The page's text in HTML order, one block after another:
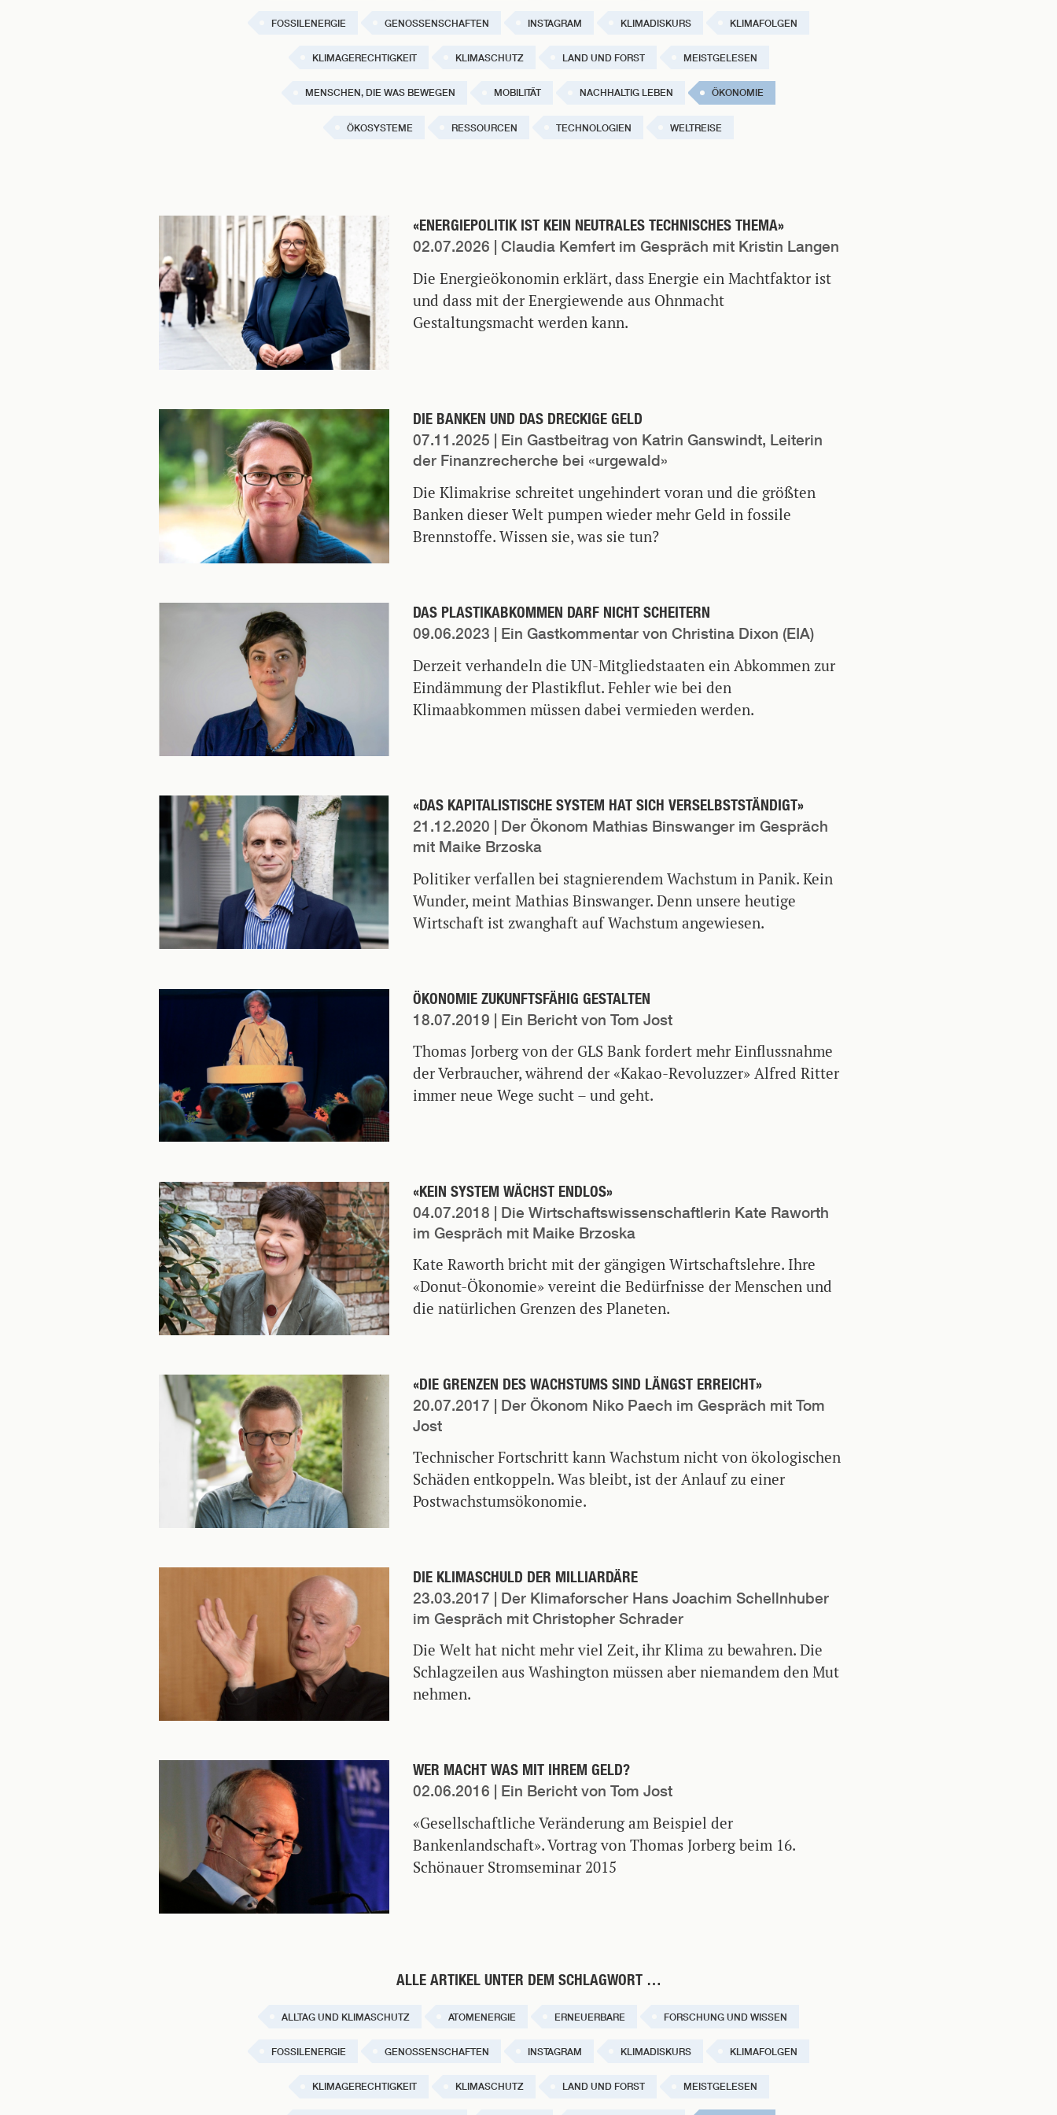
FOSSILENERGIE GENOSSENSCHAFTEN INSTAGRAM KLIMADISKURS KLIMAFOLGEN
KLIMAGERECHTIGKEIT KLIMASCHUTZ LAND UND FORST MEISTGELESEN
MENSCHEN, DIE WAS BEWEGEN MOBILITÄT NACHHALTIG LEBEN ÖKONOMIE
ÖKOSYSTEME RESSOURCEN TECHNOLOGIEN WELTREISE
«ENERGIEPOLITIK IST KEIN NEUTRALES TECHNISCHES THEMA»
02.07.2026 | Claudia Kemfert im Gespräch mit Kristin Langen
Die Energieökonomin erklärt, dass Energie ein Machtfaktor ist
und dass mit der Energiewende aus Ohnmacht
Gestaltungsmacht werden kann.
DIE BANKEN UND DAS DRECKIGE GELD
07.11.2025
| Ein Gastbeitrag von Katrin Ganswindt, Leiterin
der Finanzrecherche bei «urgewald»
Die Klimakrise schreitet ungehindert voran und die größten
Banken dieser Welt pumpen wieder mehr Geld in fossile
Brennstoffe. Wissen sie, was sie tun?
DAS PLASTIKABKOMMEN DARF NICHT SCHEITERN
09.06.2023 | Ein Gastkommentar von Christina Dixon (EIA)
Derzeit verhandeln die UN-Mitgliedstaaten ein Abkommen zur
Eindämmung der Plastikflut. Fehler wie bei den
Klimaabkommen müssen dabei vermieden werden.
«DAS KAPITALISTISCHE SYSTEM HAT SICH VERSELBSTSTÄNDIGT»
21.12.2020
| Der Ökonom Mathias Binswanger im Gespräch
mit Maike Brzoska
Politiker verfallen bei stagnierendem Wachstum in Panik. Kein
Wunder, meint Mathias Binswanger. Denn unsere heutige
Wirtschaft ist zwanghaft auf Wachstum angewiesen.
ÖKONOMIE ZUKUNFTSFÄHIG GESTALTEN
18.07.2019 | Ein Bericht von Tom Jost
Thomas Jorberg von der GLS Bank fordert mehr Einflussnahme
der Verbraucher, während der «Kakao-Revoluzzer» Alfred Ritter
immer neue Wege sucht – und geht.
«KEIN SYSTEM WÄCHST ENDLOS»
04.07.2018
| Die Wirtschaftswissenschaftlerin Kate Raworth
im Gespräch mit Maike Brzoska
Kate Raworth bricht mit der gängigen Wirtschaftslehre. Ihre
«Donut-Ökonomie» vereint die Bedürfnisse der Menschen und
die natürlichen Grenzen des Planeten.
«DIE GRENZEN DES WACHSTUMS SIND LÄNGST ERREICHT»
20.07.2017
| Der Ökonom Niko Paech im Gespräch mit Tom
Jost
Technischer Fortschritt kann Wachstum nicht von ökologischen
Schäden entkoppeln. Was bleibt, ist der Anlauf zu einer
Postwachstumsökonomie.
DIE KLIMASCHULD DER MILLIARDÄRE
23.03.2017
| Der Klimaforscher Hans Joachim Schellnhuber
im Gespräch mit Christopher Schrader
Die Welt hat nicht mehr viel Zeit, ihr Klima zu bewahren. Die
Schlagzeilen aus Washington müssen aber niemandem den Mut
nehmen.
WER MACHT WAS MIT IHREM GELD?
02.06.2016 | Ein Bericht von Tom Jost
«Gesellschaftliche Veränderung am Beispiel der
Bankenlandschaft». Vortrag von Thomas Jorberg beim 16.
Schönauer Stromseminar 2015
ALLE ARTIKEL UNTER DEM SCHLAGWORT …
ALLTAG UND KLIMASCHUTZ ATOMENERGIE ERNEUERBARE FORSCHUNG UND WISSEN
FOSSILENERGIE GENOSSENSCHAFTEN INSTAGRAM KLIMADISKURS KLIMAFOLGEN
KLIMAGERECHTIGKEIT KLIMASCHUTZ LAND UND FORST MEISTGELESEN